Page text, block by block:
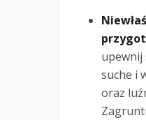
upewnij
suche i
oraz